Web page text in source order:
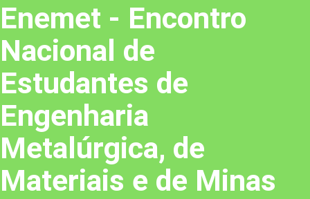
Enemet - Encontro
Nacional de
Estudantes de
Engenharia
Metalúrgica, de
Materiais e de Minas